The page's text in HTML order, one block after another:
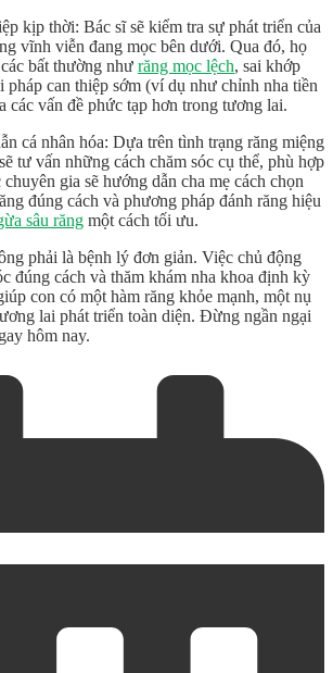
kịp thời: Bác sĩ sẽ kiểm tra sự phát triển của
vĩnh viễn đang mọc bên dưới. Qua đó, họ
bất thường như răng mọc lệch, sai khớp
pháp can thiệp sớm (ví dụ như chỉnh nha tiền
các vấn đề phức tạp hơn trong tương lai.
cá nhân hóa: Dựa trên tình trạng răng miệng
tư vấn những cách chăm sóc cụ thể, phù hợp
gia sẽ hướng dẫn cha mẹ cách chọn
đúng cách và phương pháp đánh răng hiệu
sâu răng một cách tối ưu.
phải là bệnh lý đơn giản. Việc chủ động
đúng cách và thăm khám nha khoa định kỳ
con có một hàm răng khỏe mạnh, một nụ
lai phát triển toàn diện. Đừng ngần ngại
hôm nay.